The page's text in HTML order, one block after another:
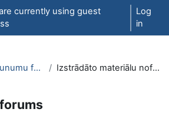
currently using guest
Log
in
Jaunumu forums Izstrādāto materiālu noformējums